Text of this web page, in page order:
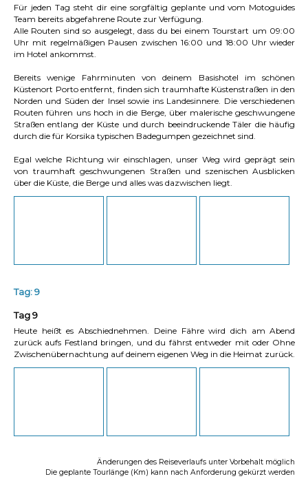
Für jeden Tag steht dir eine sorgfältig geplante und vom Motoguides
Team bereits abgefahrene Route zur Verfügung.
Alle Routen sind so ausgelegt, dass du bei einem Tourstart um 09:00
Uhr mit regelmäßigen Pausen zwischen 16:00 und 18:00 Uhr wieder
im Hotel ankommst.
Bereits wenige Fahrminuten von deinem Basishotel im schönen
Küstenort Porto entfernt, finden sich traumhafte Küstenstraßen in den
Norden und Süden der Insel sowie ins Landesinnere. Die verschiedenen
Routen führen uns hoch in die Berge, über malerische geschwungene
Straßen entlang der Küste und durch beeindruckende Täler die häufig
durch die für Korsika typischen Badegumpen gezeichnet sind.
Egal welche Richtung wir einschlagen, unser Weg wird geprägt sein
von traumhaft geschwungenen Straßen und szenischen Ausblicken
über die Küste, die Berge und alles was dazwischen liegt.
Tag: 9
Tag 9
Heute heißt es Abschiednehmen. Deine Fähre wird dich am Abend
zurück aufs Festland bringen, und du fährst entweder mit oder Ohne
Zwischenübernachtung auf deinem eigenen Weg in die Heimat zurück.
Änderungen des Reiseverlaufs unter Vorbehalt möglich
Die geplante Tourlänge (Km) kann nach Anforderung gekürzt werden